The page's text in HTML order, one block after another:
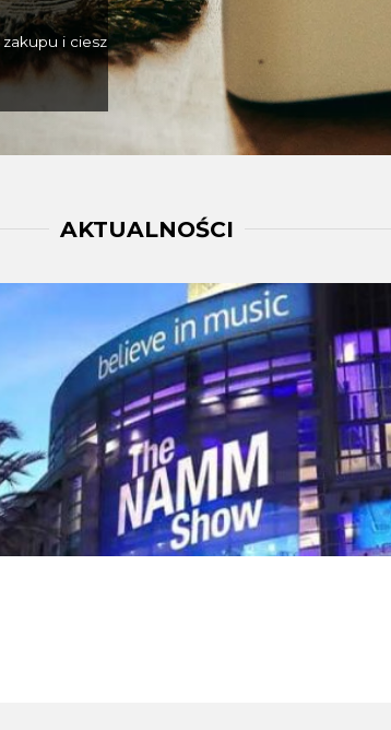
i ciesz
AKTUALNOŚCI